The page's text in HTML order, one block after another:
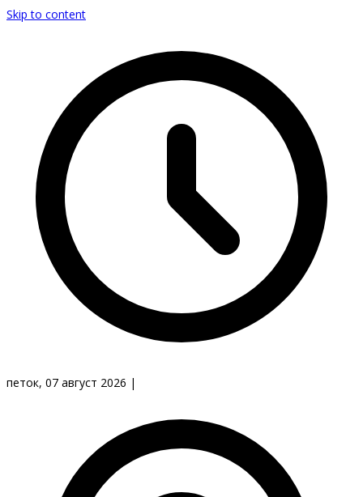
Skip to content
петок, 07 август 2026 |